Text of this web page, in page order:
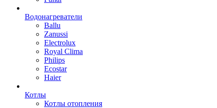
Водонагреватели
Ballu
Zanussi
Electrolux
Royal Clima
Philips
Ecostar
Haier
Котлы
Котлы отопления